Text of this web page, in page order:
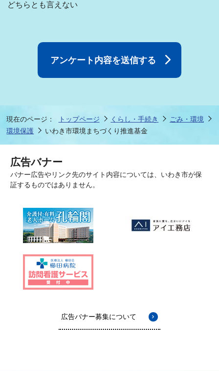
どちらとも言えない
現在のページ： トップページ くらし・手続き
ごみ・環境
環境保護
いわき市環境まちづくり推進基金
広告バナー
バナー広告やリンク先のサイト内容については、いわき市が保
証するものではありません。
広告バナー募集について